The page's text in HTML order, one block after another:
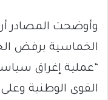
وأوضحت المصادر أن
الخماسية برفض
“عملية إغراق
القوى الوطنية